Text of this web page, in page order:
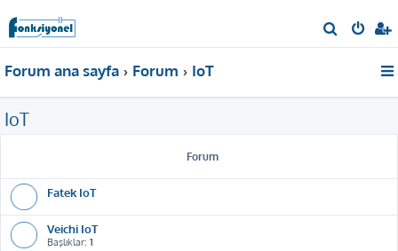
r
Forum ana sayfa Forum IoT
IoT
Forum
Fatek IoT
Veichi IoT
Başlıklar: 1